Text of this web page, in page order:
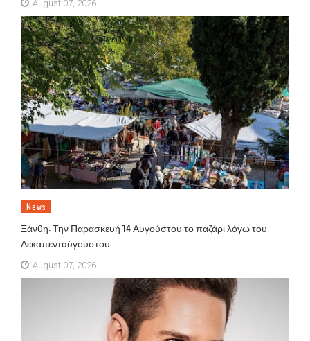
August 07, 2026
News
Ξάνθη: Την Παρασκευή 14 Αυγούστου το παζάρι λόγω του
Δεκαπενταύγουστου
August 07, 2026